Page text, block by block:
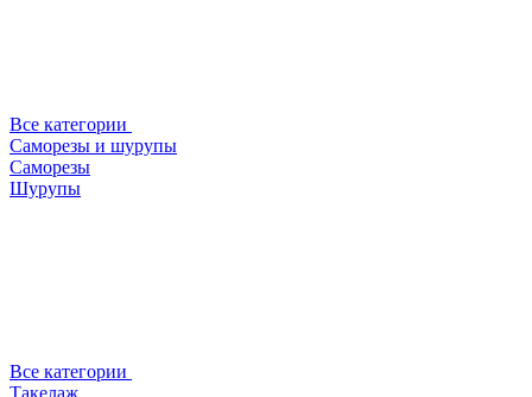
Все категории
Саморезы и шурупы
Саморезы
Шурупы
Все категории
Такелаж